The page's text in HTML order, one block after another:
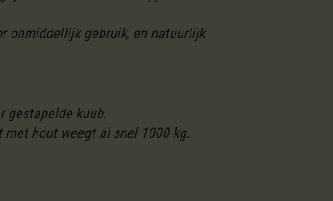
onmiddellijk gebruik, en natuurlijk
gestapelde kuub.
hout weegt al snel 1000 kg.